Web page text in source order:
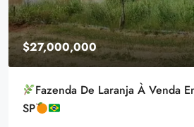
$27,000,000
Fazenda De Laranja À Venda
SP